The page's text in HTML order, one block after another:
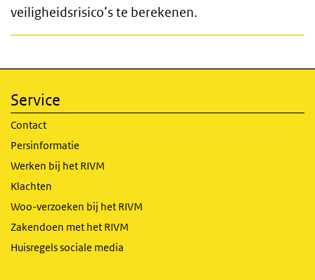
veiligheidsrisico’s te berekenen.
Service
Contact
Persinformatie
Werken bij het RIVM
Klachten
Woo-verzoeken bij het RIVM
Zakendoen met het RIVM
Huisregels sociale media